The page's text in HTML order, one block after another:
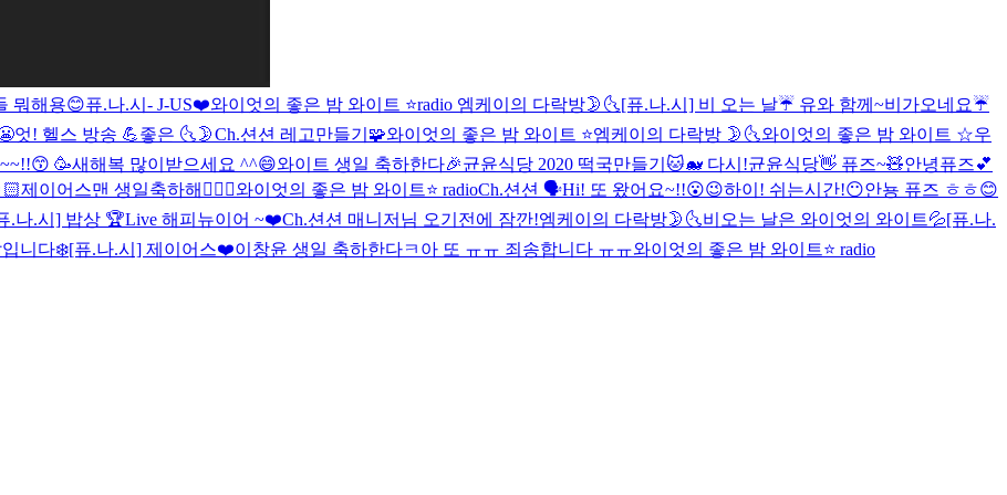
뭐해용😊퓨.나.시- J-US❤️와이엇의 좋은 밤 와이트 ⭐️radio 엠케이의 다락방🌛🌜[퓨.나.시] 비 오는 날☔️ 유와 함께~비가오네요☔️
엇! 헬스 방송 💪좋은 🌜🌛Ch.션션 레고만들기🧩와이엇의 좋은 밤 와이트 ⭐️엠케이의 다락방 🌛🌜와이엇의 좋은 밤 와이트 ☆우
🥳새해복 많이받으세요 ^^😄와이트 생일 축하한다🎉균윤식당 2020 떡국만들기🐱🐋 다시!균윤식당👋 퓨즈~🧸안녕퓨즈💕
제이어스맨 생일축하해👨‍❤️‍👨와이엇의 좋은 밤 와이트⭐️ radioCh.션션 🗣Hi! 또 왔어요~!!😮😉하이! 쉬는시간!😶안뇽 퓨즈 ㅎㅎ😊
.나.시] 밥상 🏆Live 해피뉴이어 ~❤️Ch.션션 매니저님 오기전에 잠깐!엠케이의 다락방🌛🌜비오는 날은 와이엇의 와이트💦[퓨.나.
입니다❄️[퓨.나.시] 제이어스❤️이창윤 생일 축하한다ㅋ 아 또 ㅠㅠ 죄송합니다 ㅠㅠ와이엇의 좋은 밤 와이트⭐️ radio